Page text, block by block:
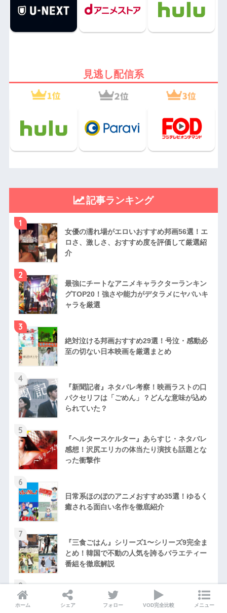
見逃し配信系
記事ランキング
1
女優の濡れ場がエロいおすすめ邦画56選！エ
ロさ、激しさ、おすすめ度を評価して厳選紹
介
2
最強にチートなアニメキャラクターランキン
グTOP20！強さや能力がデタラメにヤバいキ
ャラを厳選
3
絶対泣ける邦画おすすめ29選！号泣・感動必
至の切ない日本映画を厳選まとめ
4
『新聞記者』ネタバレ考察！映画ラストの口
パクセリフは「ごめん」？どんな意味が込め
られていた？
5
『ヘルタースケルター』あらすじ・ネタバレ
感想！沢尻エリカの体当たり演技も話題とな
った衝撃作
6
日常系ほのぼのアニメおすすめ35選！ゆるく
癒される面白い名作を徹底紹介
7
『三食ごはん』シリーズ1〜シリーズ9完全ま
とめ！韓国で不動の人気を誇るバラエティー
番組を徹底解説
8
短い映画おすすめ44選！短編アニメから80～
90分台の上映時間で見られる名作まで一挙紹
ホーム シェア フォロー VOD完全比較 メニュー